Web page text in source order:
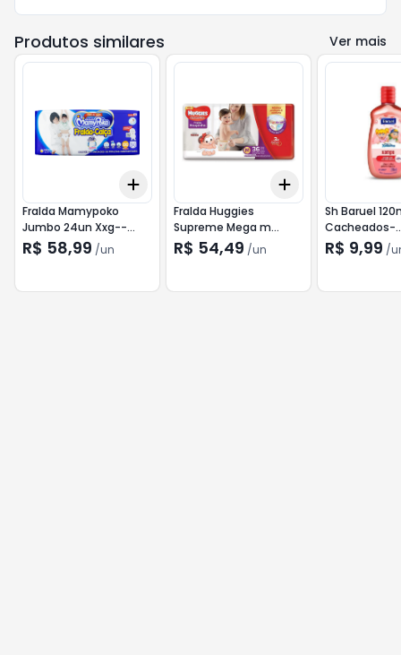
Produtos similares Ver mais
Add
Fralda Mamypoko
Jumbo 24un Xxg--
Mamypoko
R$ 58,99 /un
10
Add
Fralda Huggies
Supreme Mega m
36un--Huggies
R$ 54,49 /un
Sh Baruel
Cacheados-
Xuxinha
R$ 9,99 /